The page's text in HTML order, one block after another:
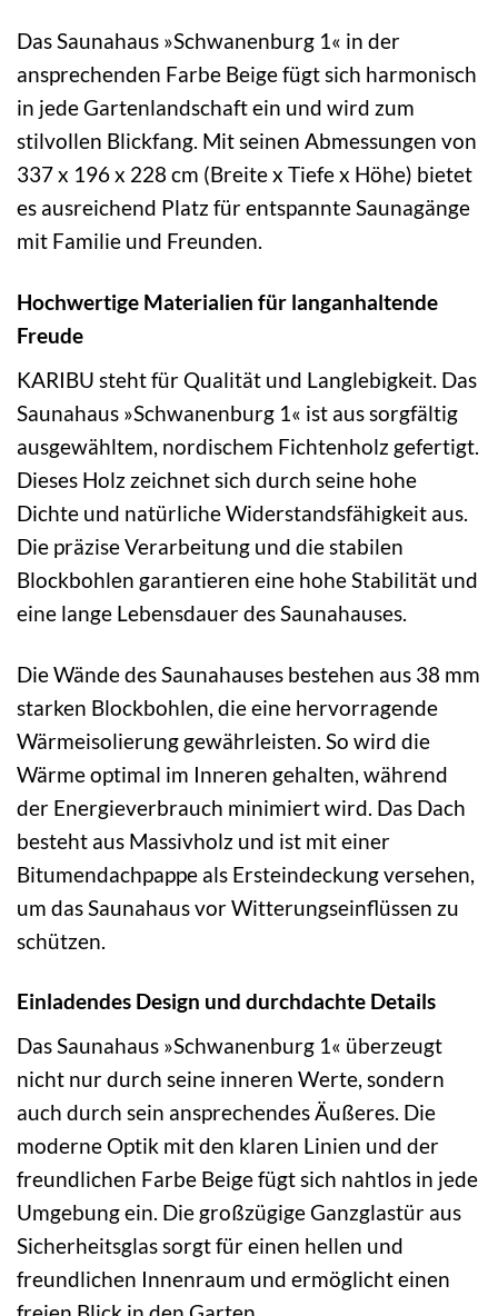
Das Saunahaus »Schwanenburg 1« in der
ansprechenden Farbe Beige fügt sich harmonisch
in jede Gartenlandschaft ein und wird zum
stilvollen Blickfang. Mit seinen Abmessungen von
337 x 196 x 228 cm (Breite x Tiefe x Höhe) bietet
es ausreichend Platz für entspannte Saunagänge
mit Familie und Freunden.
Hochwertige Materialien für langanhaltende
Freude
KARIBU steht für Qualität und Langlebigkeit. Das
Saunahaus »Schwanenburg 1« ist aus sorgfältig
ausgewähltem, nordischem Fichtenholz gefertigt.
Dieses Holz zeichnet sich durch seine hohe
Dichte und natürliche Widerstandsfähigkeit aus.
Die präzise Verarbeitung und die stabilen
Blockbohlen garantieren eine hohe Stabilität und
eine lange Lebensdauer des Saunahauses.
Die Wände des Saunahauses bestehen aus 38 mm
starken Blockbohlen, die eine hervorragende
Wärmeisolierung gewährleisten. So wird die
Wärme optimal im Inneren gehalten, während
der Energieverbrauch minimiert wird. Das Dach
besteht aus Massivholz und ist mit einer
Bitumendachpappe als Ersteindeckung versehen,
um das Saunahaus vor Witterungseinflüssen zu
schützen.
Einladendes Design und durchdachte Details
Das Saunahaus »Schwanenburg 1« überzeugt
nicht nur durch seine inneren Werte, sondern
auch durch sein ansprechendes Äußeres. Die
moderne Optik mit den klaren Linien und der
freundlichen Farbe Beige fügt sich nahtlos in jede
Umgebung ein. Die großzügige Ganzglastür aus
Sicherheitsglas sorgt für einen hellen und
freundlichen Innenraum und ermöglicht einen